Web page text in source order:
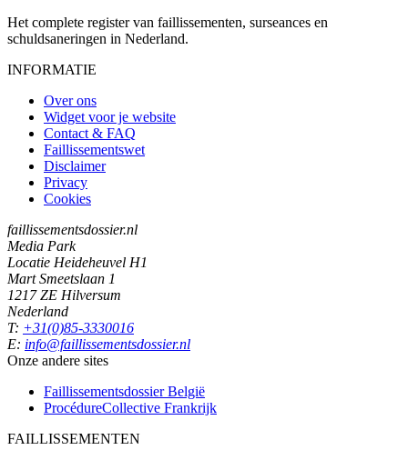
Het complete register van faillissementen, surseances en
schuldsaneringen in Nederland.
INFORMATIE
Over ons
Widget voor je website
Contact & FAQ
Faillissementswet
Disclaimer
Privacy
Cookies
faillissementsdossier.nl
Media Park
Locatie Heideheuvel H1
Mart Smeetslaan 1
1217 ZE Hilversum
Nederland
T: +31(0)85-3330016
E: info@faillissementsdossier.nl
Onze andere sites
Faillissementsdossier België
ProcédureCollective Frankrijk
FAILLISSEMENTEN